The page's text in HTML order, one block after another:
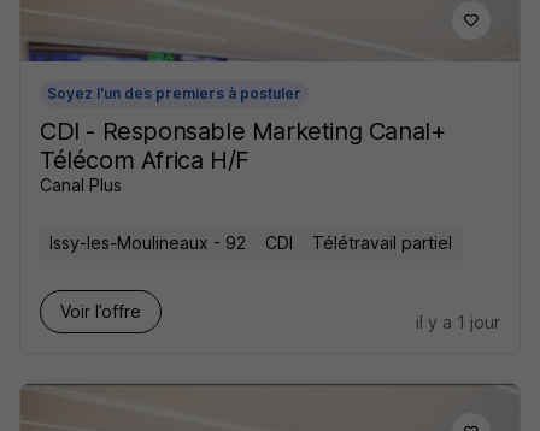
Soyez l'un des premiers à postuler
CDI - Responsable Marketing Canal+
Télécom Africa H/F
Canal Plus
Issy-les-Moulineaux - 92 CDI Télétravail partiel
Voir l’offre
il y a 1 jour